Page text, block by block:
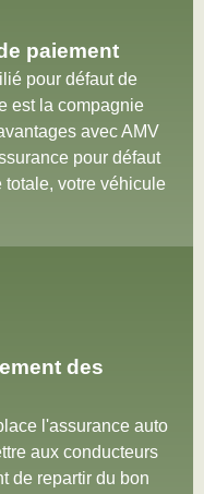
paiement
pour défaut de
est la compagnie
avec AMV
pour défaut
totale, votre véhicule
des
l'assurance auto
aux conducteurs
de repartir du bon